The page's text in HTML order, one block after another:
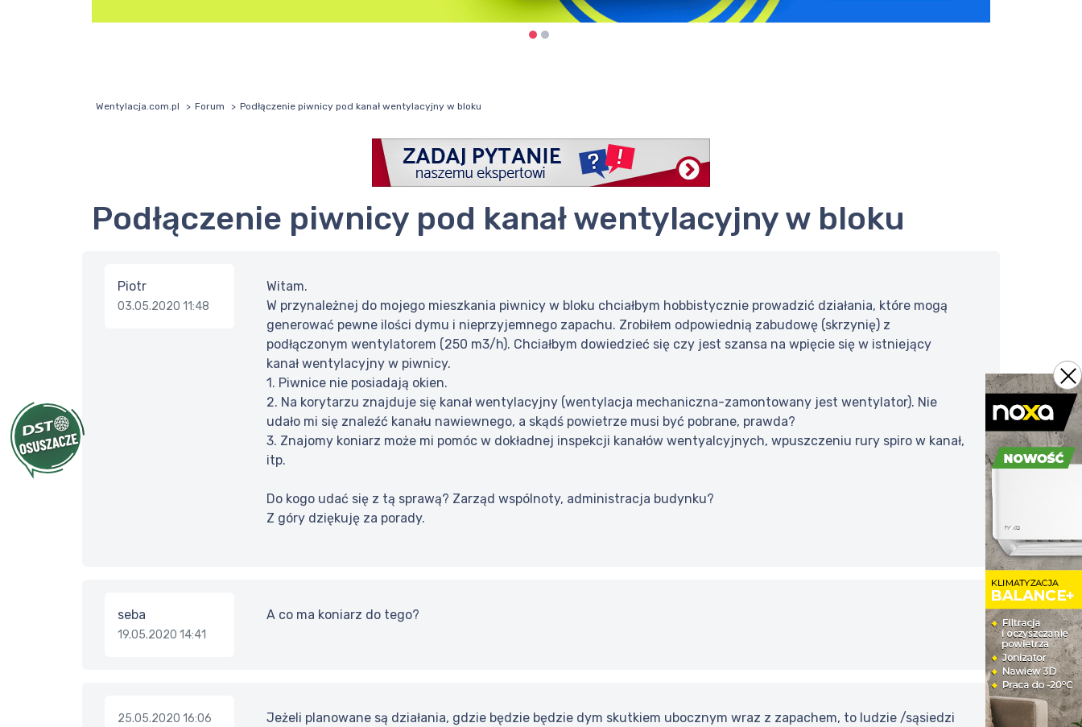
Wentylacja.com.pl Forum Podłączenie piwnicy pod kanał wentylacyjny w bloku
Podłączenie piwnicy pod kanał wentylacyjny w bloku
Piotr
03.05.2020 11:48
Witam.
W przynależnej do mojego mieszkania piwnicy w bloku chciałbym hobbistycznie prowadzić działania, które mogą
generować pewne ilości dymu i nieprzyjemnego zapachu. Zrobiłem odpowiednią zabudowę (skrzynię) z
podłączonym wentylatorem (250 m3/h). Chciałbym dowiedzieć się czy jest szansa na wpięcie się w istniejący
kanał wentylacyjny w piwnicy.
1. Piwnice nie posiadają okien.
2. Na korytarzu znajduje się kanał wentylacyjny (wentylacja mechaniczna-zamontowany jest wentylator). Nie
udało mi się znaleźć kanału nawiewnego, a skądś powietrze musi być pobrane, prawda?
3. Znajomy koniarz może mi pomóc w dokładnej inspekcji kanałów wentyalcyjnych, wpuszczeniu rury spiro w kanał,
itp.
Do kogo udać się z tą sprawą? Zarząd wspólnoty, administracja budynku?
Z góry dziękuję za porady.
seba
19.05.2020 14:41
A co ma koniarz do tego?
25.05.2020 16:06
Jeżeli planowane są działania, gdzie będzie będzie dym skutkiem ubocznym wraz z zapachem, to ludzie /sąsiedzi